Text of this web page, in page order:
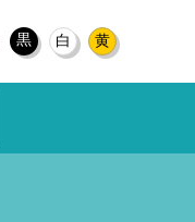
黒 白 黄